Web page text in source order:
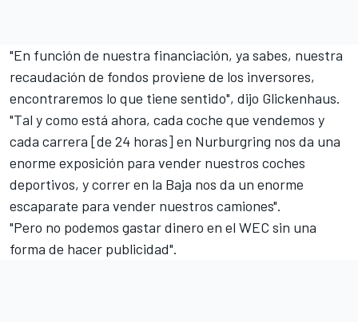
"En función de nuestra financiación, ya sabes, nuestra
recaudación de fondos proviene de los inversores,
encontraremos lo que tiene sentido", dijo Glickenhaus.
"Tal y como está ahora, cada coche que vendemos y
cada carrera [de 24 horas] en Nurburgring nos da una
enorme exposición para vender nuestros coches
deportivos, y correr en la Baja nos da un enorme
escaparate para vender nuestros camiones".
"Pero no podemos gastar dinero en el WEC sin una
forma de hacer publicidad".